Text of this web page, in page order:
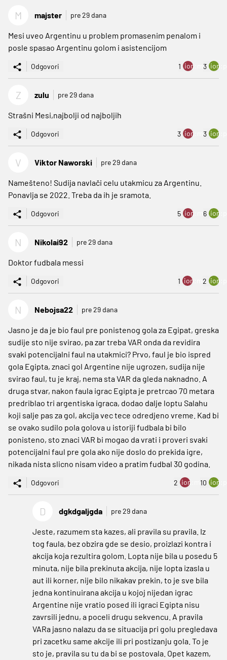
M majster pre 29 dana
Mesi uveo Argentinu u problem promasenim penalom i
posle spasao Argentinu golom i asistencijom
Odgovori 1 ion:minus
3
Z zulu pre 29 dana
Strašni Mesi,najbolji od najboljih
Odgovori 3 ion:minus
3
V Viktor Naworski pre 29 dana
Namešteno! Sudija navlači celu utakmicu za Argentinu.
Ponavlja se 2022. Treba da ih je sramota.
Odgovori 5 ion:minus
6
N Nikolai92 pre 29 dana
Doktor fudbala messi
Odgovori 1 ion:minus
2
N Nebojsa22 pre 29 dana
Jasno je da je bio faul pre ponistenog gola za Egipat, greska
sudije sto nije svirao, pa zar treba VAR onda da revidira
svaki potencijalni faul na utakmici? Prvo, faul je bio ispred
gola Egipta, znaci gol Argentine nije ugrozen, sudija nije
svirao faul, tu je kraj, nema sta VAR da gleda naknadno. A
druga stvar, nakon faula igrac Egipta je pretrcao 70 metara
predriblao tri argentiska igraca, dodao dalje loptu Salahu
koji salje pas za gol, akcija vec tece odredjeno vreme. Kad bi
se ovako sudilo pola golova u istoriji fudbala bi bilo
ponisteno, sto znaci VAR bi mogao da vrati i proveri svaki
potencijalni faul pre gola ako nije doslo do prekida igre,
nikada nista slicno nisam video a pratim fudbal 30 godina.
Odgovori 2 ion:minus
10
D dgkdgaljgda pre 29 dana
Jeste, razumem sta kazes, ali pravila su pravila. Iz
tog faula, bez obzira gde se desio, proizlazi kontra i
akcija koja rezultira golom. Lopta nije bila u posedu 5
minuta, nije bila prekinuta akcija, nije lopta izasla u
aut ili korner, nije bilo nikakav prekin, to je sve bila
jedna kontinuirana akcija u kojoj nijedan igrac
Argentine nije vratio posed ili igraci Egipta nisu
zavrsili jednu, a poceli drugu sekvencu. A pravila
VARa jasno nalazu da se situacija pri golu pregledava
pri zacetku same akcije ili pri postizanju gola. To je
sto je, pravila su tu da bi se postovala. Opet kazem,